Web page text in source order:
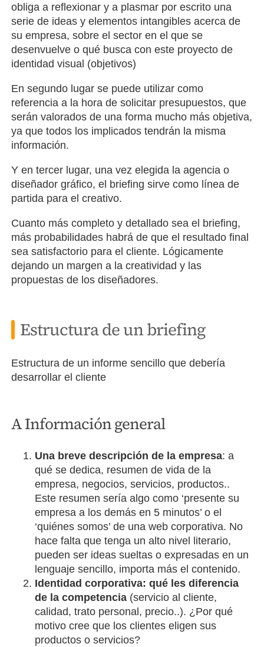
obliga a reflexionar y a plasmar por escrito una
serie de ideas y elementos intangibles acerca de
su empresa, sobre el sector en el que se
desenvuelve o qué busca con este proyecto de
identidad visual (objetivos)
En segundo lugar se puede utilizar como
referencia a la hora de solicitar presupuestos, que
serán valorados de una forma mucho más objetiva,
ya que todos los implicados tendrán la misma
información.
Y en tercer lugar, una vez elegida la agencia o
diseñador gráfico, el briefing sirve como línea de
partida para el creativo.
Cuanto más completo y detallado sea el briefing,
más probabilidades habrá de que el resultado final
sea satisfactorio para el cliente. Lógicamente
dejando un margen a la creatividad y las
propuestas de los diseñadores.
Estructura de un briefing
Estructura de un informe sencillo que debería
desarrollar el cliente
A Información general
Una breve descripción de la empresa: a
qué se dedica, resumen de vida de la
empresa, negocios, servicios, productos..
Este resumen sería algo como ‘presente su
empresa a los demás en 5 minutos’ o el
‘quiénes somos’ de una web corporativa. No
hace falta que tenga un alto nivel literario,
pueden ser ideas sueltas o expresadas en un
lenguaje sencillo, importa más el contenido.
Identidad corporativa: qué les diferencia
de la competencia (servicio al cliente,
calidad, trato personal, precio..). ¿Por qué
motivo cree que los clientes eligen sus
productos o servicios?